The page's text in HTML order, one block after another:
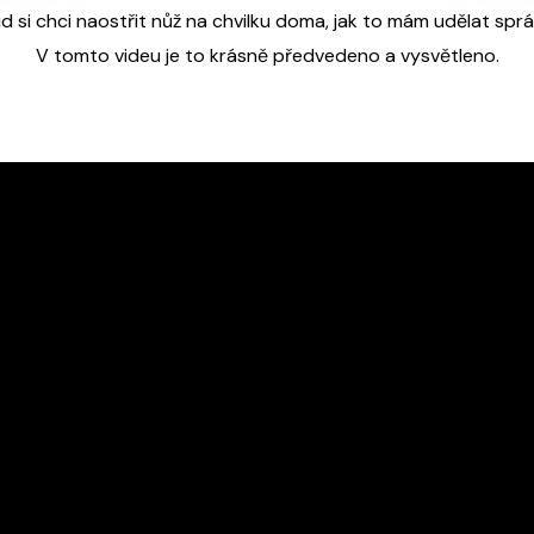
si chci naostřit nůž na chvilku doma, jak to mám udělat
V tomto videu je to krásně předvedeno a vysvětleno.